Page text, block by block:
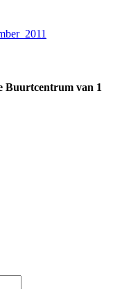
Buurtcentrum van 1